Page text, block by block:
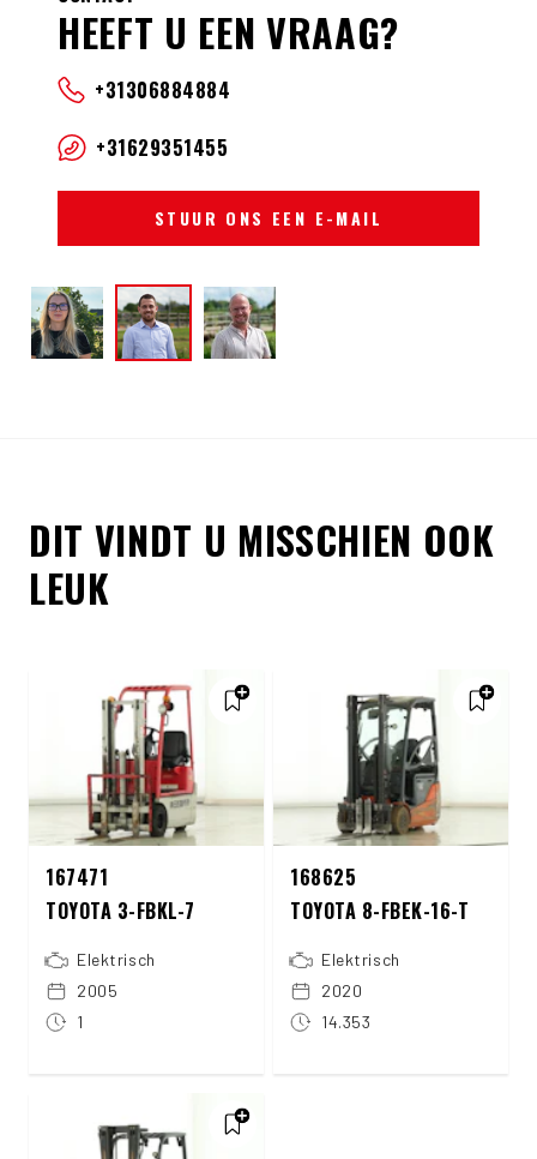
HEEFT U EEN VRAAG?
+31306884884
+31629351455
STUUR ONS EEN E-MAIL
DIT VINDT U MISSCHIEN OOK
LEUK
167471
TOYOTA 3-FBKL-7
Elektrisch
2005
1
168625
TOYOTA 8-FBEK-16-T
Elektrisch
2020
14.353